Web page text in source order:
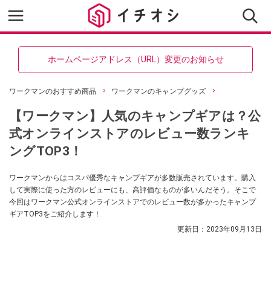
ホームページアドレス（URL）変更のお知らせ
ワークマンのおすすめ商品 ワークマンのキャンプグッズ
【ワークマン】人気のキャンプギアは？公
式オンラインストアのレビュー数ランキ
ングTOP3！
ワークマンからはコスパ優秀なキャンプギアが多数販売されています。購入
して実際に使った方のレビューにも、高評価なものが多いんだそう。そこで
今回はワークマン公式オンラインストアでのレビュー数が多かったキャンプ
ギアTOP3をご紹介します！
更新日： 2023年09月13日